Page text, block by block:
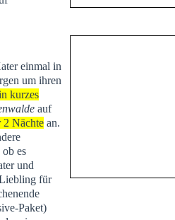
einmal in
um ihren
kurzes
auf
2 Nächte an.
es
und
für
Paket)